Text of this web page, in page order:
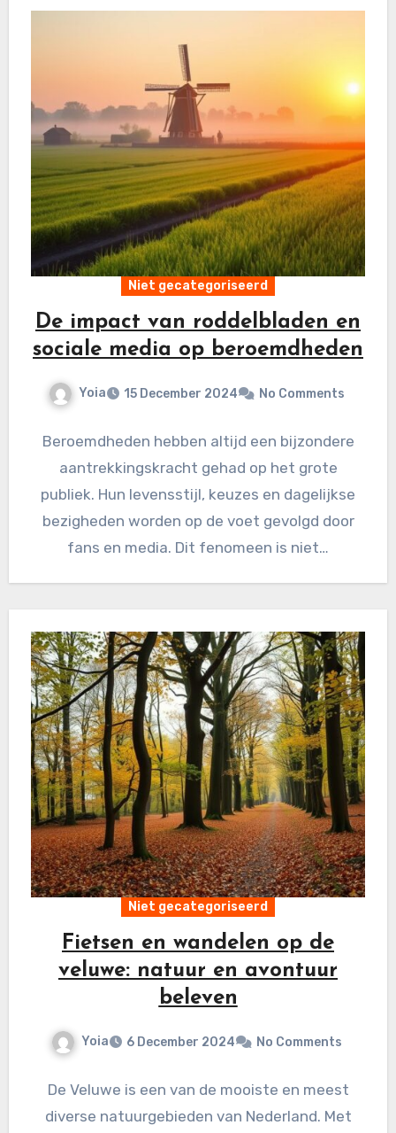
Niet gecategoriseerd
De impact van roddelbladen en
sociale media op beroemdheden
Yoia 15 December 2024 No Comments
Beroemdheden hebben altijd een bijzondere
aantrekkingskracht gehad op het grote
publiek. Hun levensstijl, keuzes en dagelijkse
bezigheden worden op de voet gevolgd door
fans en media. Dit fenomeen is niet…
Niet gecategoriseerd
Fietsen en wandelen op de
veluwe: natuur en avontuur
beleven
Yoia 6 December 2024 No Comments
De Veluwe is een van de mooiste en meest
diverse natuurgebieden van Nederland. Met